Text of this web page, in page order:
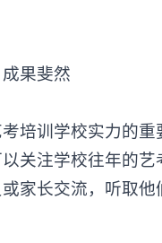
果斐然‌
培训学校实力的重
关注学校往年的
家长交流，听取